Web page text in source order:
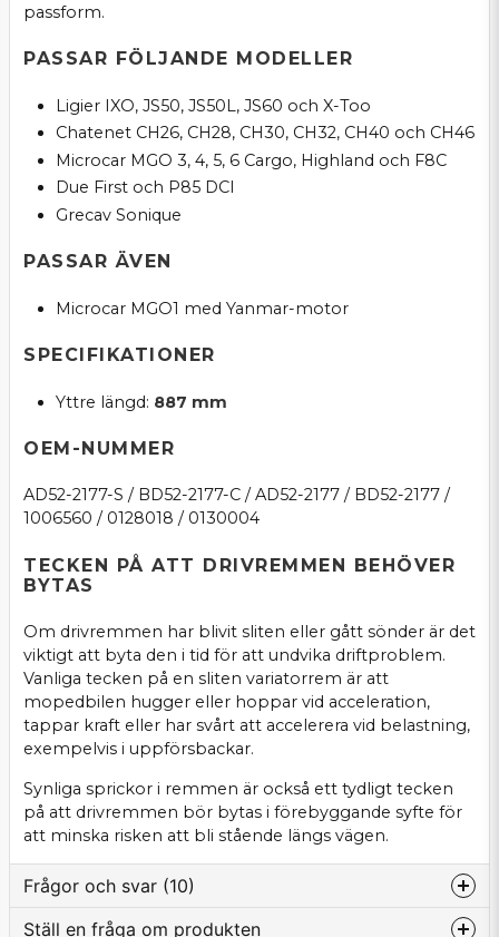
passform.
PASSAR FÖLJANDE MODELLER
Ligier IXO, JS50, JS50L, JS60 och X-Too
Chatenet CH26, CH28, CH30, CH32, CH40 och CH46
Microcar MGO 3, 4, 5, 6 Cargo, Highland och F8C
Due First och P85 DCI
Grecav Sonique
PASSAR ÄVEN
Microcar MGO1 med Yanmar-motor
SPECIFIKATIONER
Yttre längd: 887 mm
OEM-NUMMER
AD52-2177-S / BD52-2177-C / AD52-2177 / BD52-2177 /
1006560 / 0128018 / 0130004
TECKEN PÅ ATT DRIVREMMEN BEHÖVER
BYTAS
Om drivremmen har blivit sliten eller gått sönder är det
viktigt att byta den i tid för att undvika driftproblem.
Vanliga tecken på en sliten variatorrem är att
mopedbilen hugger eller hoppar vid acceleration,
tappar kraft eller har svårt att accelerera vid belastning,
exempelvis i uppförsbackar.
Synliga sprickor i remmen är också ett tydligt tecken
på att drivremmen bör bytas i förebyggande syfte för
att minska risken att bli stående längs vägen.
Frågor och svar (10)
Ställ en fråga om produkten